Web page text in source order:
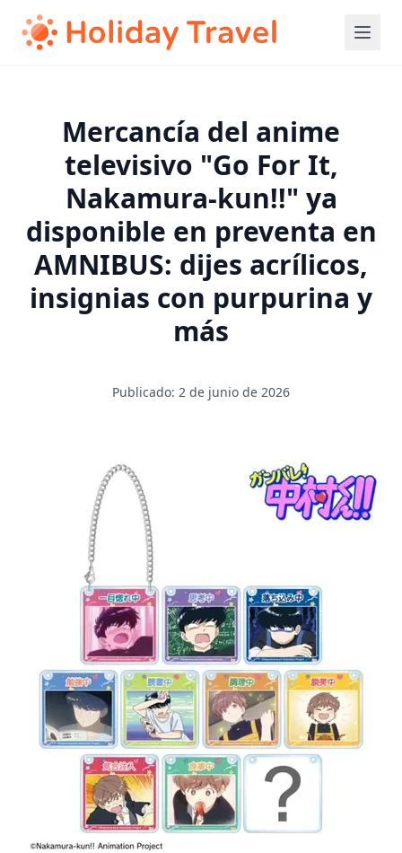
Mercancía del anime
televisivo "Go For It,
Nakamura-kun!!" ya
disponible en preventa en
AMNIBUS: dijes acrílicos,
insignias con purpurina y
más
Publicado: 2 de junio de 2026